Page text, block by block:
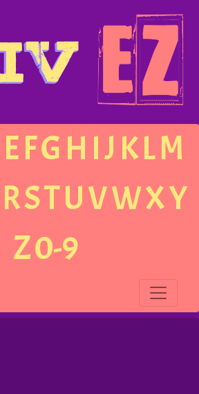
EFGH IJ KLM
RSTUVWXY
Z0-9